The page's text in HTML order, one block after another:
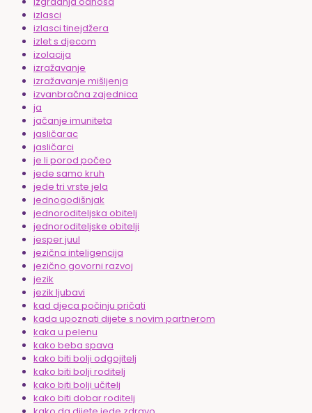
izlasci
izlasci tinejdžera
izlet s djecom
izolacija
izražavanje
izražavanje mišljenja
izvanbračna zajednica
ja
jačanje imuniteta
jasličarac
jasličarci
je li porod počeo
jede samo kruh
jede tri vrste jela
jednogodišnjak
jednoroditeljska obitelj
jednoroditeljske obitelji
jesper juul
jezična inteligencija
jezično govorni razvoj
jezik
jezik ljubavi
kad djeca počinju pričati
kada upoznati dijete s novim partnerom
kaka u pelenu
kako beba spava
kako biti bolji odgojitelj
kako biti bolji roditelj
kako biti bolji učitelj
kako biti dobar roditelj